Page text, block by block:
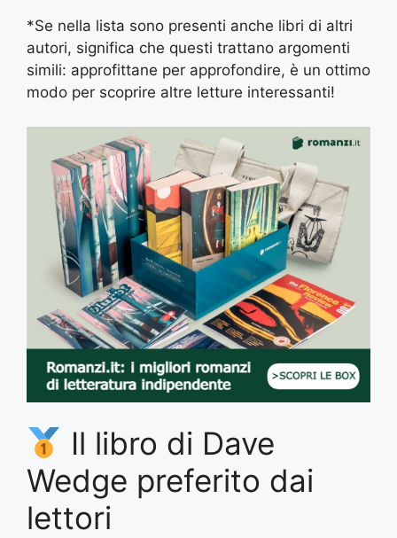
*Se nella lista sono presenti anche libri di altri
autori, significa che questi trattano argomenti
simili: approfittane per approfondire, è un ottimo
modo per scoprire altre letture interessanti!
Il libro di Dave
Wedge preferito dai
lettori